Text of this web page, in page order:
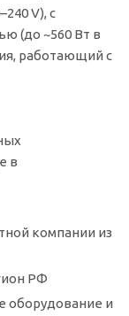
V), с
(до ~560 Вт в
работающий с
в
компании из
РФ
оборудование и